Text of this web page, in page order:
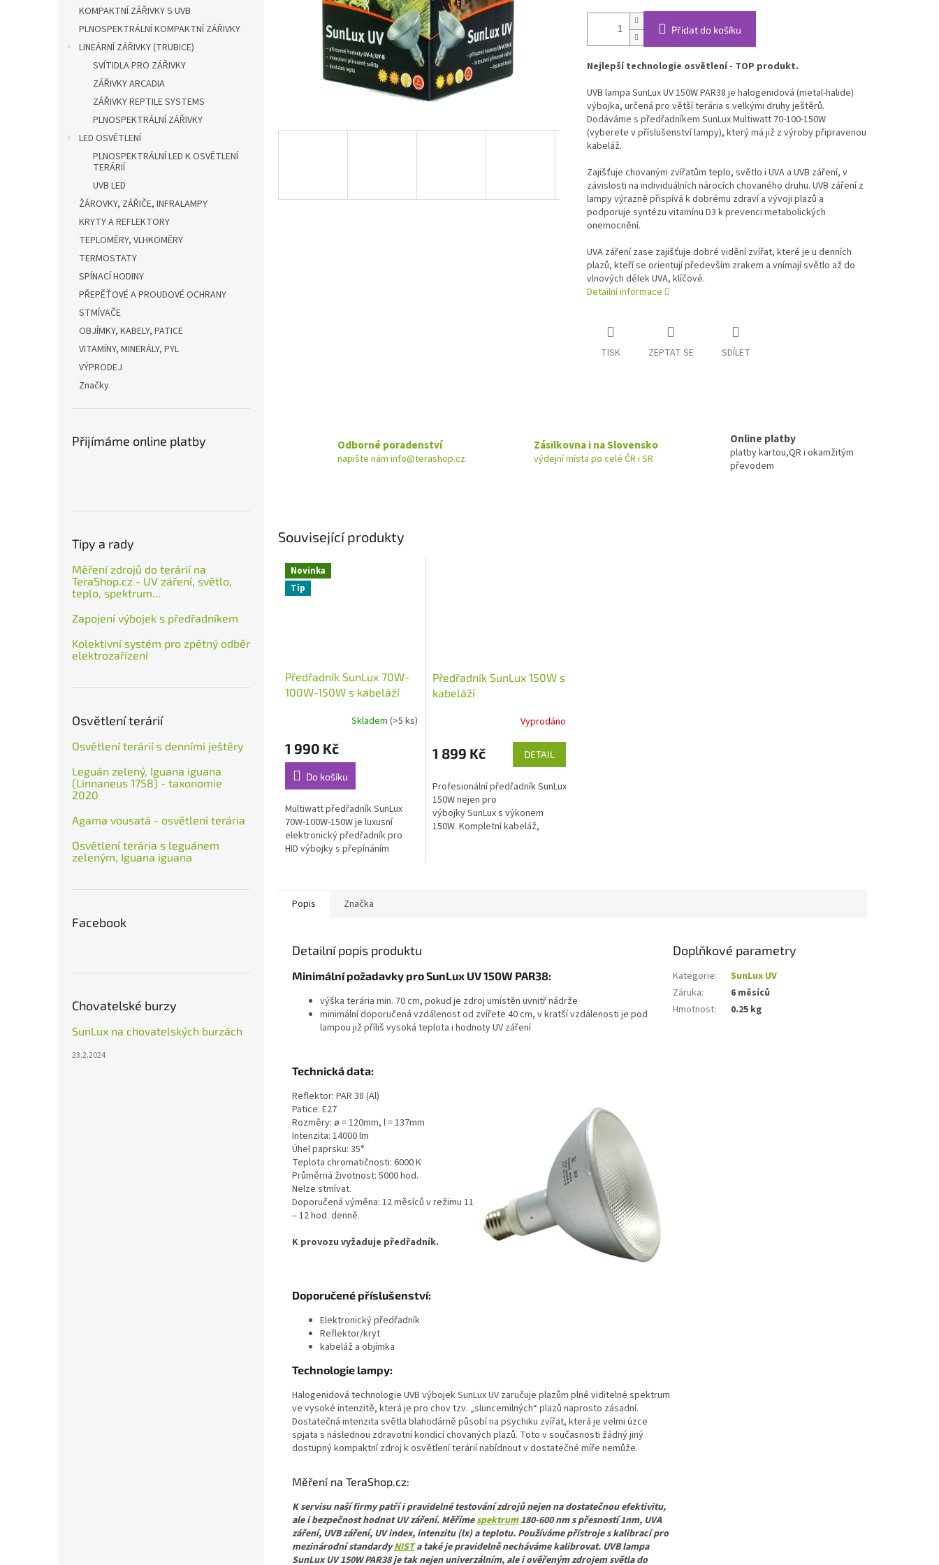
KOMPAKTNÍ ZÁŘIVKY S UVB
PLNOSPEKTRÁLNÍ KOMPAKTNÍ ZÁŘIVKY
LINEÁRNÍ ZÁŘIVKY (TRUBICE)
SVÍTIDLA PRO ZÁŘIVKY
ZÁŘIVKY ARCADIA
ZÁŘIVKY REPTILE SYSTEMS
PLNOSPEKTRÁLNÍ ZÁŘIVKY
LED OSVĚTLENÍ
PLNOSPEKTRÁLNÍ LED K OSVĚTLENÍ
TERÁRIÍ
UVB LED
ŽÁROVKY, ZÁŘIČE, INFRALAMPY
KRYTY A REFLEKTORY
TEPLOMĚRY, VLHKOMĚRY
TERMOSTATY
SPÍNACÍ HODINY
PŘEPĚŤOVÉ A PROUDOVÉ OCHRANY
STMÍVAČE
OBJÍMKY, KABELY, PATICE
VITAMÍNY, MINERÁLY, PYL
VÝPRODEJ
Značky
Přijímáme online platby
Tipy a rady
Měření zdrojů do terárií na
TeraShop.cz - UV záření, světlo,
teplo, spektrum...
Zapojení výbojek s předřadníkem
Kolektivní systém pro zpětný odběr
elektrozařízení
Osvětlení terárií
Osvětlení terárií s denními ještěry
Leguán zelený, Iguana iguana
(Linnaneus 1758) - taxonomie
2020
Agama vousatá - osvětlení terária
Osvětlení terária s leguánem
zeleným, Iguana iguana
Facebook
Chovatelské burzy
SunLux na chovatelských burzách
23.2.2024
Přidat do košíku
Nejlepší technologie osvětlení - TOP produkt.
UVB lampa SunLux UV 150W PAR38 je halogenidová (metal-halide)
výbojka, určená pro větší terária s velkými druhy ještěrů.
Dodáváme s předřadníkem SunLux Multiwatt 70-100-150W
(vyberete v příslušenství lampy), který má již z výroby připravenou
kabeláž.
Zajišťuje chovaným zvířatům teplo, světlo i UVA a UVB záření, v
závislosti na individuálních nárocích chovaného druhu. UVB záření z
lampy výrazně přispívá k dobrému zdraví a vývoji plazů a
podporuje syntézu vitamínu D3 k prevenci metabolických
onemocnění.
UVA záření zase zajišťuje dobré vidění zvířat, které je u denních
plazů, kteří se orientují především zrakem a vnímají světlo až do
vlnových délek UVA, klíčové.
Detailní informace
TISK ZEPTAT SE SDÍLET
Odborné poradenství
napište nám info@terashop.cz
Zásilkovna i na Slovensko
výdejní místa po celé ČR i SR
Online platby
platby kartou,QR i okamžitým
převodem
Související produkty
Novinka
Tip
Předřadník SunLux 70W-
100W-150W s kabeláží
Skladem (>5 ks)
1 990 Kč
Do košíku
Multiwatt předřadník SunLux
70W-100W-150W je luxusní
elektronický předřadník pro
HID výbojky s přepínáním
Předřadník SunLux 150W s
kabeláží
Vyprodáno
1 899 Kč DETAIL
Profesionální předřadník SunLux
150W nejen pro
výbojky SunLux s výkonem
150W. Kompletní kabeláž,
Popis Značka
Detailní popis produktu
Minimální požadavky pro SunLux UV 150W PAR38:
výška terária min. 70 cm, pokud je zdroj umístěn uvnitř nádrže
minimální doporučená vzdálenost od zvířete 40 cm, v kratší vzdálenosti je pod
lampou již příliš vysoká teplota i hodnoty UV záření
Technická data:
Reflektor: PAR 38 (Al)
Patice: E27
Rozměry: ø = 120mm, l = 137mm
Intenzita: 14000 lm
Úhel paprsku: 35°
Teplota chromatičnosti: 6000 K
Průměrná životnost: 5000 hod.
Nelze stmívat.
Doporučená výměna: 12 měsíců v režimu 11
– 12 hod. denně.
K provozu vyžaduje předřadník.
Doporučené příslušenství:
Elektronický předřadník
Reflektor/kryt
kabeláž a objímka
Technologie lampy:
Halogenidová technologie UVB výbojek SunLux UV zaručuje plazům plné viditelné spektrum
ve vysoké intenzitě, která je pro chov tzv. „sluncemilných“ plazů naprosto zásadní.
Dostatečná intenzita světla blahodárně působí na psychiku zvířat, která je velmi úzce
spjata s následnou zdravotní kondicí chovaných plazů. Toto v současnosti žádný jiný
dostupný kompaktní zdroj k osvětlení terárií nabídnout v dostatečné míře nemůže.
Měření na TeraShop.cz:
K servisu naší firmy patří i pravidelné testování zdrojů nejen na dostatečnou efektivitu,
ale i bezpečnost hodnot UV záření. Měřímespektrum 180-600 nm s přesností 1nm, UVA
záření, UVB záření, UV index, intenzitu (lx) a teplotu. Používáme přístroje s kalibrací pro
mezinárodní standardyNIST a také je pravidelně necháváme kalibrovat. UVB lampa
SunLux UV 150W PAR38 je tak nejen univerzálním, ale i ověřeným zdrojem světla do
Doplňkové parametry
Kategorie:
SunLux UV
Záruka:
6 měsíců
Hmotnost: 0.25 kg